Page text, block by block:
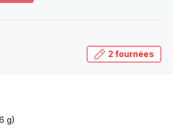
2 fournées
g)